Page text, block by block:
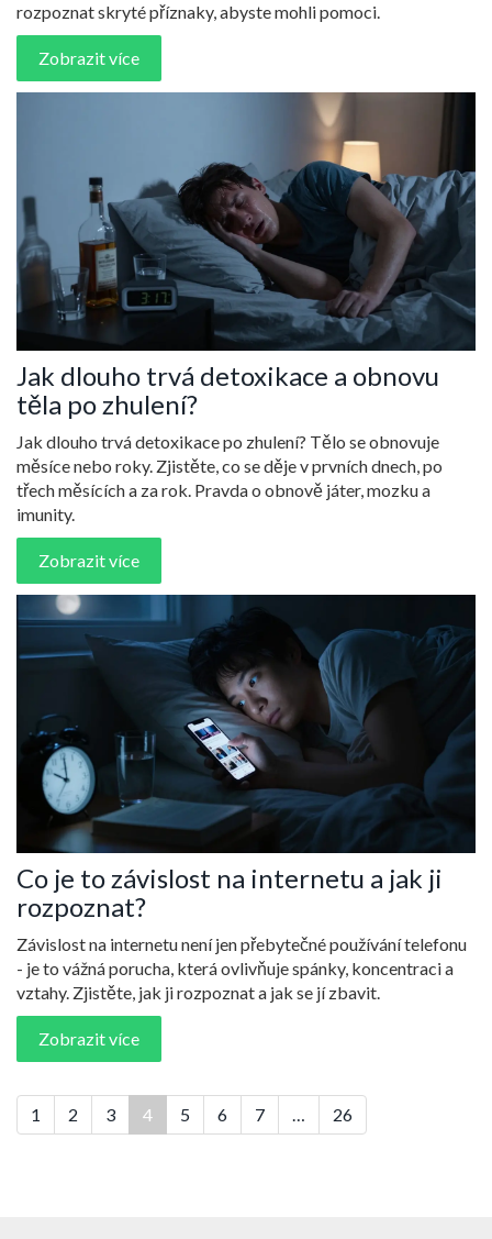
rozpoznat skryté příznaky, abyste mohli pomoci.
Zobrazit více
Jak dlouho trvá detoxikace a obnovu
těla po zhulení?
Jak dlouho trvá detoxikace po zhulení? Tělo se obnovuje
měsíce nebo roky. Zjistěte, co se děje v prvních dnech, po
třech měsících a za rok. Pravda o obnově játer, mozku a
imunity.
Zobrazit více
Co je to závislost na internetu a jak ji
rozpoznat?
Závislost na internetu není jen přebytečné používání telefonu
- je to vážná porucha, která ovlivňuje spánky, koncentraci a
vztahy. Zjistěte, jak ji rozpoznat a jak se jí zbavit.
Zobrazit více
1 2 3 4 5 6 7 … 26